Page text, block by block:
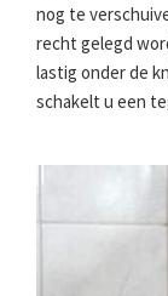
nog te
recht gelegd
lastig onder de
schakelt u een